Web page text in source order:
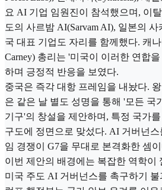
요 AI 기업 임원진이 참석했으며, 이
도의 사르밤 AI(Sarvam AI), 일본의
국 대표 기업도 자리를 함께했다. 캐
Carney) 총리는 '미국이 이러한 연합
하며 긍정적 반응을 보였다.
중국은 즉각 대항 프레임을 내놨다.
은 같은 날 별도 성명을 통해 '모든 국
기구'의 창설을 제안하며, 특정 국가
구도에 정면으로 맞섰다. AI 거버넌스
임 경쟁이 G7을 무대로 본격화한 셈
이번 제안의 배경에는 복잡한 역학이
미국 주도 AI 거버넌스를 촉구하기 불